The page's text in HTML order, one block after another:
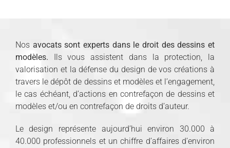
Nos avocats sont experts dans le droit des dessins et
modèles. Ils vous assistent dans la protection, la
valorisation et la défense du design de vos créations à
travers le dépôt de dessins et modèles et l’engagement,
le cas échéant, d’actions en contrefaçon de dessins et
modèles et/ou en contrefaçon de droits d’auteur.
Le design représente aujourd’hui environ 30.000 à
40.000 professionnels et un chiffre d’affaires d’environ